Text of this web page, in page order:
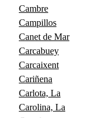
Cambre
Campillos
Canet de Mar
Carcabuey
Carcaixent
Cariñena
Carlota, La
Carolina, La